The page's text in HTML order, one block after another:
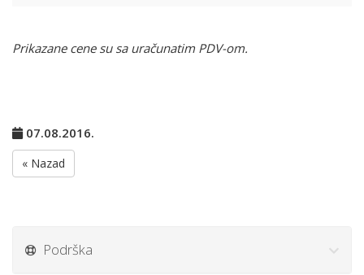
Prikazane cene su sa uračunatim PDV-om.
07.08.2016.
« Nazad
Podrška